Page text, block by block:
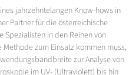
jahrzehntelangen Know-hows in
Partner für die österreichische
Spezialisten in den Reihen von
zum Einsatz kommen muss,
zur Analyse von
im UV- (Ultraviolett) bis hin